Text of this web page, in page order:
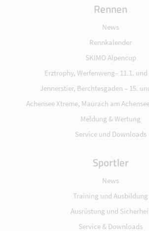
Rennen
News
Rennkalender
SKIMO Alpencup
Erztrophy, Werfenweng– 11.1. und
Jennerstier, Berchtesgaden – 15.
Achensee Xtreme, Maurach am
Meldung & Wertung
Service und Downloads
Sportler
News
Training und Ausbildung
Ausrüstung und
Service & Downloads